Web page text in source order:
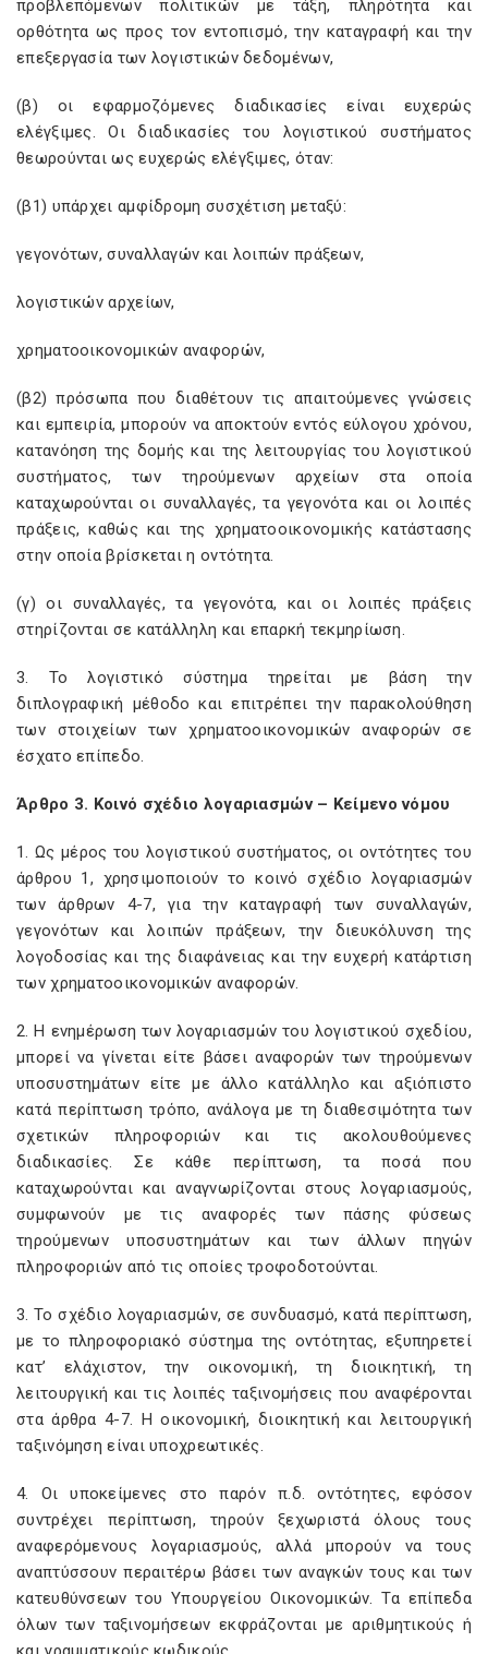
προβλεπόμενων πολιτικών με τάξη, πληρότητα και
ορθότητα ως προς τον εντοπισμό, την καταγραφή και την
επεξεργασία των λογιστικών δεδομένων,
(β) οι εφαρμοζόμενες διαδικασίες είναι ευχερώς
ελέγξιμες. Οι διαδικασίες του λογιστικού συστήματος
θεωρούνται ως ευχερώς ελέγξιμες, όταν:
(β1) υπάρχει αμφίδρομη συσχέτιση μεταξύ:
γεγονότων, συναλλαγών και λοιπών πράξεων,
λογιστικών αρχείων,
χρηματοοικονομικών αναφορών,
(β2) πρόσωπα που διαθέτουν τις απαιτούμενες γνώσεις
και εμπειρία, μπορούν να αποκτούν εντός εύλογου χρόνου,
κατανόηση της δομής και της λειτουργίας του λογιστικού
συστήματος, των τηρούμενων αρχείων στα οποία
καταχωρούνται οι συναλλαγές, τα γεγονότα και οι λοιπές
πράξεις, καθώς και της χρηματοοικονομικής κατάστασης
στην οποία βρίσκεται η οντότητα.
(γ) οι συναλλαγές, τα γεγονότα, και οι λοιπές πράξεις
στηρίζονται σε κατάλληλη και επαρκή τεκμηρίωση.
3. Το λογιστικό σύστημα τηρείται με βάση την
διπλογραφική μέθοδο και επιτρέπει την παρακολούθηση
των στοιχείων των χρηματοοικονομικών αναφορών σε
έσχατο επίπεδο.
Άρθρο 3. Κοινό σχέδιο λογαριασμών – Κείμενο νόμου
1. Ως μέρος του λογιστικού συστήματος, οι οντότητες του
άρθρου 1, χρησιμοποιούν το κοινό σχέδιο λογαριασμών
των άρθρων 4-7, για την καταγραφή των συναλλαγών,
γεγονότων και λοιπών πράξεων, την διευκόλυνση της
λογοδοσίας και της διαφάνειας και την ευχερή κατάρτιση
των χρηματοοικονομικών αναφορών.
2. Η ενημέρωση των λογαριασμών του λογιστικού σχεδίου,
μπορεί να γίνεται είτε βάσει αναφορών των τηρούμενων
υποσυστημάτων είτε με άλλο κατάλληλο και αξιόπιστο
κατά περίπτωση τρόπο, ανάλογα με τη διαθεσιμότητα των
σχετικών πληροφοριών και τις ακολουθούμενες
διαδικασίες. Σε κάθε περίπτωση, τα ποσά που
καταχωρούνται και αναγνωρίζονται στους λογαριασμούς,
συμφωνούν με τις αναφορές των πάσης φύσεως
τηρούμενων υποσυστημάτων και των άλλων πηγών
πληροφοριών από τις οποίες τροφοδοτούνται.
3. Το σχέδιο λογαριασμών, σε συνδυασμό, κατά περίπτωση,
με το πληροφοριακό σύστημα της οντότητας, εξυπηρετεί
κατ’ ελάχιστον, την οικονομική, τη διοικητική, τη
λειτουργική και τις λοιπές ταξινομήσεις που αναφέρονται
στα άρθρα 4-7. Η οικονομική, διοικητική και λειτουργική
ταξινόμηση είναι υποχρεωτικές.
4. Οι υποκείμενες στο παρόν π.δ. οντότητες, εφόσον
συντρέχει περίπτωση, τηρούν ξεχωριστά όλους τους
αναφερόμενους λογαριασμούς, αλλά μπορούν να τους
αναπτύσσουν περαιτέρω βάσει των αναγκών τους και των
κατευθύνσεων του Υπουργείου Οικονομικών. Τα επίπεδα
όλων των ταξινομήσεων εκφράζονται με αριθμητικούς ή